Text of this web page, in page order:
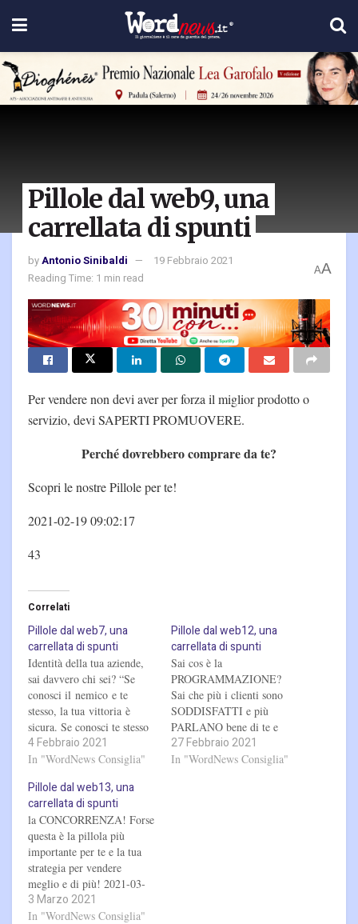
Pillole dal web9, una
carrellata di spunti
byAntonio Sinibaldi
19 Febbraio 2021
Reading Time: 1 min read
AA
Per vendere non devi aver per forza il miglior prodotto o
servizio, devi SAPERTI PROMUOVERE.
Perché dovrebbero comprare da te?
Scopri le nostre Pillole per te!
2021-02-19 09:02:17
43
Correlati
Pillole dal web7, una
carrellata di spunti
Identità della tua aziende,
sai davvero chi sei? “Se
conosci il nemico e te
stesso, la tua vittoria è
sicura. Se conosci te stesso
ma non il nemico, le
tue probabilità di vincere e
non conosci il nemico e
nemmeno te stesso,
soccomberai in
ogni battaglia.”
…
4 Febbraio 2021
In "WordNews Consiglia"
Pillole dal web12, una
carrellata di spunti
Sai cos è la
PROGRAMMAZIONE?
Sai che più i clienti sono
SODDISFATTI e più
PARLANO bene di te e
TORNANO a comprare da
te?! Bene, ascolta cosa
27 Febbraio 2021
In "WordNews Consiglia"
Pillole dal web13, una
carrellata di spunti
la CONCORRENZA! Forse
questa è la pillola più
importante per te e la tua
strategia per vendere
meglio e di più! 2021-03-
03 08:30:11 43
3 Marzo 2021
In "WordNews Consiglia"